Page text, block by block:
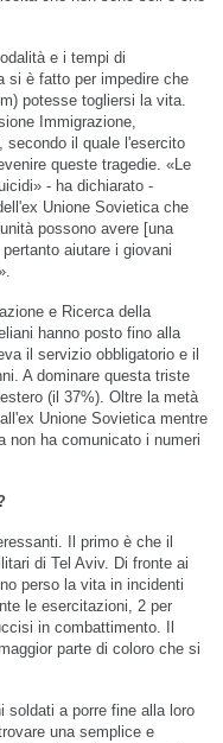
e i tempi di
si è fatto per impedire che
potesse togliersi la vita.
Immigrazione,
secondo il quale l'esercito
queste tragedie. «Le
- ha dichiarato -
Unione Sovietica che
possono avere [una
aiutare i giovani
e Ricerca della
hanno posto fino alla
il servizio obbligatorio e il
A dominare questa triste
(il 37%). Oltre la metà
Unione Sovietica mentre
non ha comunicato i numeri
Il primo è che il
di Tel Aviv. Di fronte ai
perso la vita in incidenti
le esercitazioni, 2 per
in combattimento. Il
parte di coloro che si
soldati a porre fine alla loro
una semplice e